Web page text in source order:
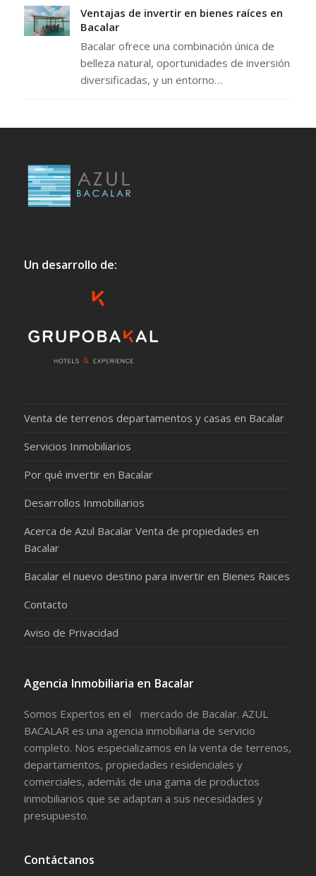
Ventajas de invertir en bienes raíces en
Bacalar
Bacalar ofrece una combinación única de
belleza natural, oportunidades de inversión
diversificadas, y un entorno…
Un desarrollo de:
Venta de terrenos departamentos y casas en Bacalar
Servicios Inmobiliarios
Por qué invertir en Bacalar
Desarrollos Inmobiliarios
Acerca de Azul Bacalar Venta de propiedades en
Bacalar
Bacalar el nuevo destino para invertir en Bienes Raices
Contacto
Aviso de Privacidad
Agencia Inmobiliaria en Bacalar
Somos Expertos en el mercado de Bacalar. AZUL
BACALAR es una agencia inmobiliaria de servicio
completo. Nos especializamos en la venta de terrenos,
departamentos, propiedades residenciales y
comerciales, además de una gama de productos
inmobiliarios que se adaptan a sus necesidades y
presupuesto.
Contáctanos